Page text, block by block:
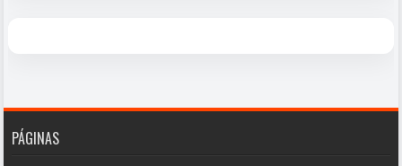
PÁGINAS